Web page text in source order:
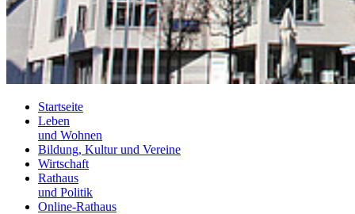
Startseite
Leben
und Wohnen
Bildung, Kultur und Vereine
Wirtschaft
Rathaus
und Politik
Online-Rathaus